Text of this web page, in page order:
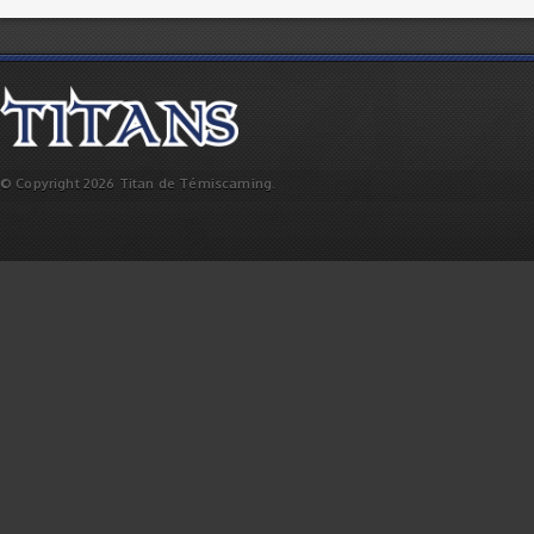
© Copyright 2026 Titan de Témiscaming.